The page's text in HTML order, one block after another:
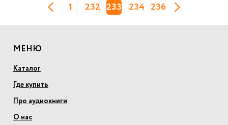
1 232 233 234 236
МЕНЮ
Каталог
Где купить
Про аудиокниги
О нас